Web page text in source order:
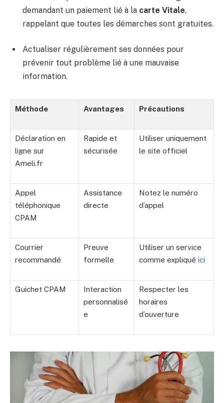
demandant un paiement lié à la carte Vitale,
rappelant que toutes les démarches sont gratuites.
Actualiser régulièrement ses données pour
prévenir tout problème lié à une mauvaise
information.
Méthode Avantages Précautions
Déclaration en
ligne sur
Ameli.fr
Rapide et
sécurisée
Utiliser uniquement
le site officiel
Appel
téléphonique
CPAM
Assistance
directe
Notez le numéro
d’appel
Courrier
recommandé
Preuve
formelle
Utiliser un service
comme expliqué ici
Guichet CPAM
Interaction
personnalisé
e
Respecter les
horaires
d’ouverture